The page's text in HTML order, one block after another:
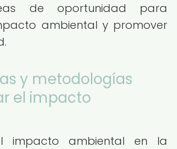
de oportunidad para
ambiental y promover
y metodologías
el impacto
impacto ambiental en la